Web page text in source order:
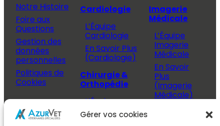
Gérer vos cookies
Notre Histoire
Foire aux
Questions
Gestion des
données
personnelles
Politiques de
Cookies
Propriétaire
Cardiologie
L’Équipe
Cardiologie
En Savoir Plus
(Cardiologie)
Chirurgie &
Orthopédie
L’Équipe
Chirurgie &
Orthopédie
Imagerie
Médicale
L’Équipe
Imagerie
Médicale
En Savoir
Plus
(Imagerie
Médicale)